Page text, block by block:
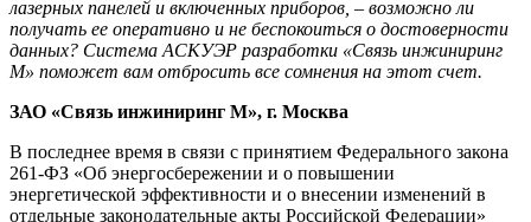
лазерных панелей и включенных приборов, – возможно ли
получать ее оперативно и не беспокоиться о достоверности
данных? Система АСКУЭР разработки «Связь инжиниринг
М» поможет вам отбросить все сомнения на этот счет.
ЗАО «Связь инжиниринг М», г. Москва
В последнее время в связи с принятием Федерального закона
261-ФЗ «Об энергосбережении и о повышении
энергетической эффективности и о внесении изменений в
отдельные законодательные акты Российской Федерации»